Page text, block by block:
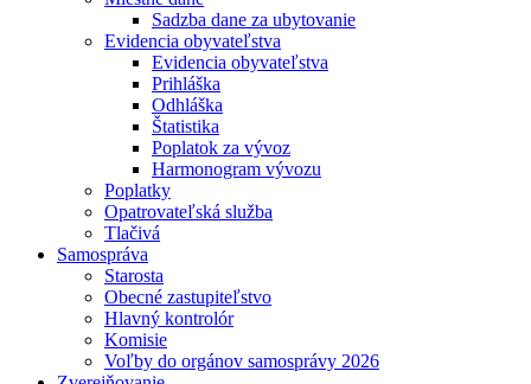
Sadzba dane za ubytovanie
Evidencia obyvateľstva
Evidencia obyvateľstva
Prihláška
Odhláška
Štatistika
Poplatok za vývoz
Harmonogram vývozu
Poplatky
Opatrovateľská služba
Tlačivá
Samospráva
Starosta
Obecné zastupiteľstvo
Hlavný kontrolór
Komisie
Voľby do orgánov samosprávy 2026